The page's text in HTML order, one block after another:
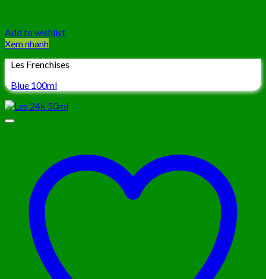
Add to wishlist
Xem nhanh
Les Frenchises
Blue 100ml